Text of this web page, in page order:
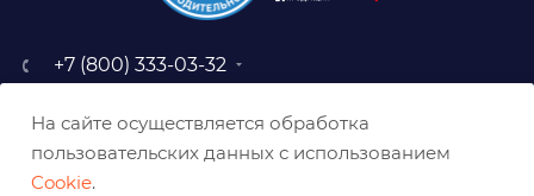
+7 (800) 333-03-32
baz@belabraziv.ru
308009, Россия, г. Белгород,
На сайте осуществляется обработка
пользовательских данных с использованием
Cookie.